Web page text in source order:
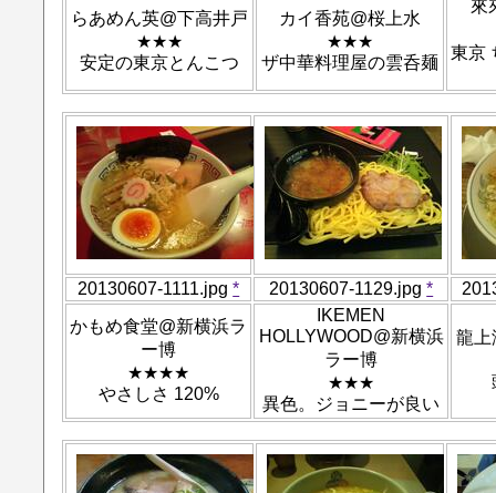
らあめん英@下高井戸
★★★
安定の東京とんこつ
カイ香苑@桜上水
★★★
ザ中華料理屋の雲呑麺
來
東京
20130607-1111.jpg* 20130607-1129.jpg*
かもめ食堂@新横浜ラ
ー博
★★★★
やさしさ 120%
IKEMEN
HOLLYWOOD@新横浜
ラー博
★★★
異色。ジョニーが良い
龍上